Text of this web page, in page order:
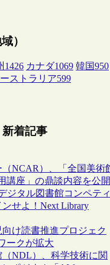
）
1426 カナダ1069 韓国950
ストラリア599
新着記事
NCAR）、「全国美術
講座」の鼎談内容を公開
ジタル図書館コンペティ
せよ！Next Library
け読書推進プロジェク
ークが拡大
（NDL）、科学技術に関